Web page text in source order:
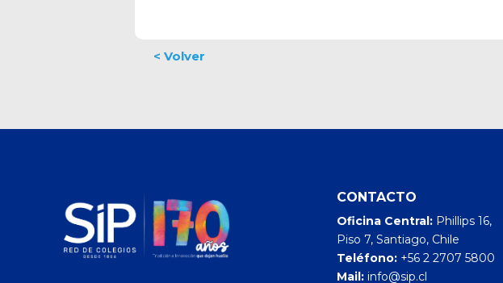
CONTACTO
Oficina Central:Phillips 16,
Piso 7, Santiago, Chile
Teléfono:+56 2 2707 5800
Mail:info@sip.cl